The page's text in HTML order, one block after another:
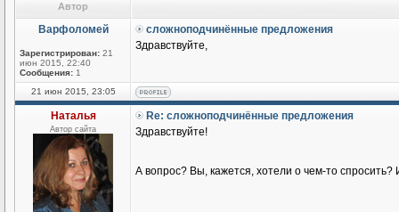
Автор
Варфоломей
Зарегистрирован: 21
июн 2015, 22:40
Сообщения: 1
сложноподчинённые предложения
Здравствуйте,
21 июн 2015, 23:05
Наталья
Автор сайта
Re: сложноподчинённые предложения
Здравствуйте!
А вопрос? Вы, кажется, хотели о чем-то